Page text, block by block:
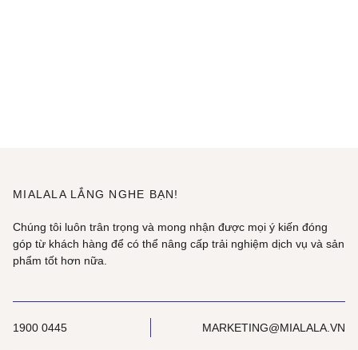
MIALALA LẮNG NGHE BẠN!
Chúng tôi luôn trân trọng và mong nhận được mọi ý kiến đóng
góp từ khách hàng để có thể nâng cấp trải nghiệm dịch vụ và sản
phẩm tốt hơn nữa.
1900 0445 MARKETING@MIALALA.VN